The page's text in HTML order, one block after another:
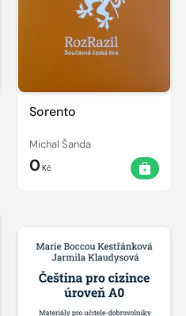
Sorento
Michal Šanda
0Kč